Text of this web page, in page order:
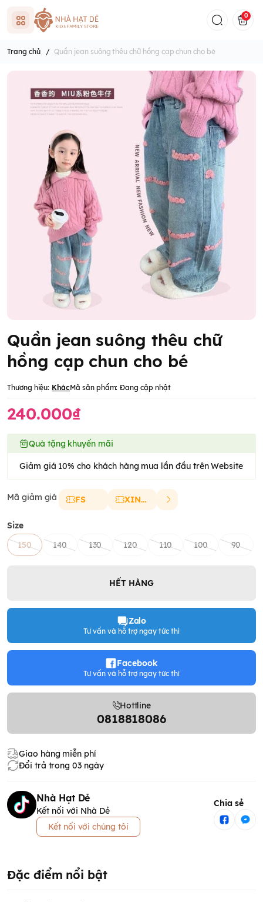
0
Trang chủ / Quần jean suông thêu chữ hồng cạp chun cho bé
Quần jean suông thêu chữ
hồng cạp chun cho bé
Thương hiệu: KhácMã sản phẩm: Đang cập nhật
240.000₫
Quà tặng khuyến mãi
Giảm giá 10% cho khách hàng mua lần đầu trên Website
Mã giảm giá FS XINCHAO
Size
150
140 130 120 110 100 90
HẾT HÀNG
Zalo
Tư vấn và hỗ trợ ngay tức thì
Facebook
Tư vấn và hỗ trợ ngay tức thì
Hottline
0818818086
Giao hàng miễn phí
Đổi trả trong 03 ngày
Nhà Hạt Dẻ
Kết nối với Nhà Dẻ
Kết nối với chúng tôi
Chia sẻ
Đặc điểm nổi bật